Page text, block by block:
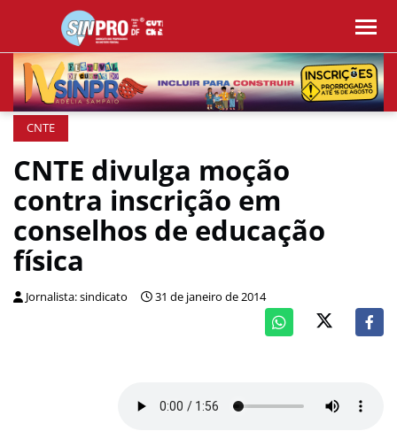
CNTE
CNTE divulga moção
contra inscrição em
conselhos de educação
física
Jornalista: sindicato 31 de janeiro de 2014